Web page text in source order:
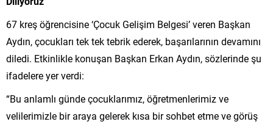
67 kreş öğrencisine ‘Çocuk Gelişim Belgesi’ veren Başkan
Aydın, çocukları tek tek tebrik ederek, başarılarının devamını
diledi. Etkinlikle konuşan Başkan Erkan Aydın, sözlerinde şu
ifadelere yer verdi:
“Bu anlamlı günde çocuklarımız, öğretmenlerimiz ve
velilerimizle bir araya gelerek kısa bir sohbet etme ve görüş